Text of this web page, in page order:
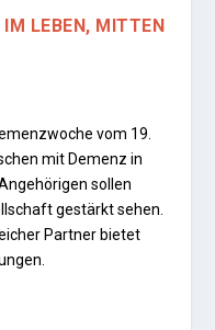
LEBEN, MITTEN
vom 19.
mit Demenz in
sollen
gestärkt sehen.
Partner bietet